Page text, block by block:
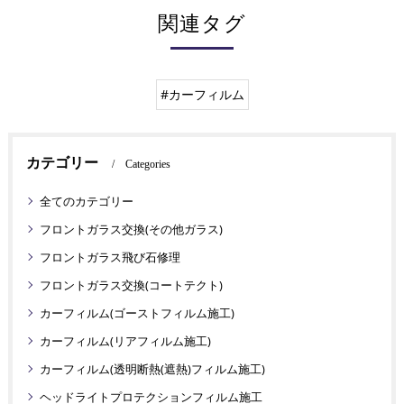
関連タグ
#カーフィルム
カテゴリー Categories
全てのカテゴリー
フロントガラス交換(その他ガラス)
フロントガラス飛び石修理
フロントガラス交換(コートテクト)
カーフィルム(ゴーストフィルム施工)
カーフィルム(リアフィルム施工)
カーフィルム(透明断熱(遮熱)フィルム施工)
ヘッドライトプロテクションフィルム施工